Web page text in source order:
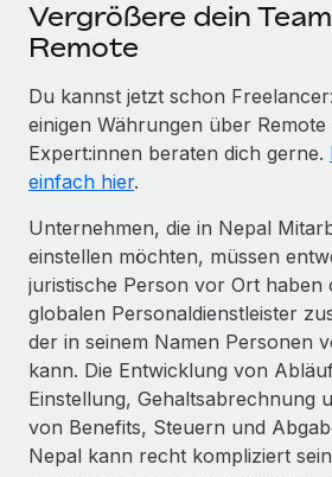
Vergrößere dein
Remote
Du kannst jetzt schon
einigen Währungen über
Expert:innen beraten dich gerne.
einfach hier.
Unternehmen, die in Nepal
einstellen möchten, müssen
juristische Person vor Ort haben
globalen Personaldienstleister
der in seinem Namen Personen
kann. Die Entwicklung von
Einstellung, Gehaltsabrechnung
von Benefits, Steuern und
Nepal kann recht kompliziert